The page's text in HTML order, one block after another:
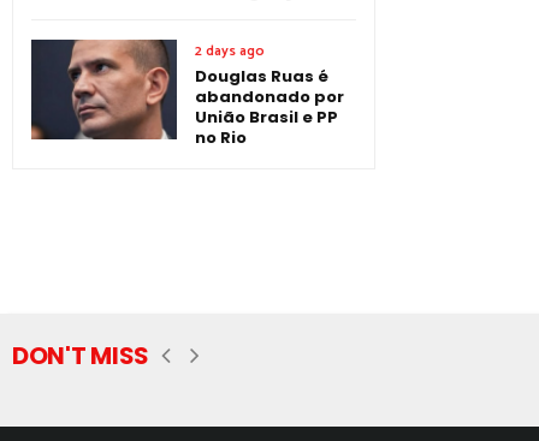
2 days ago
Douglas Ruas é
abandonado por
União Brasil e PP
no Rio
DON'T MISS